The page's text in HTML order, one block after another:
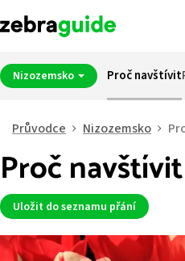
Nizozemsko Proč navštívit
Průvodce Nizozemsko
Proč
Uložit do seznamu přání